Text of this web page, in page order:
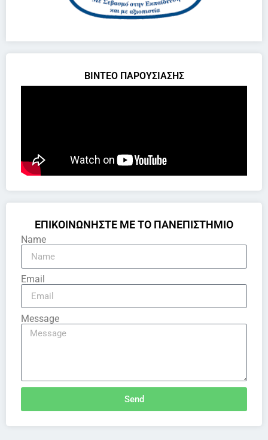
ΒΙΝΤΕΟ ΠΑΡΟΥΣΙΑΣΗΣ
ΕΠΙΚΟΙΝΩΝΗΣΤΕ ΜΕ ΤΟ ΠΑΝΕΠΙΣΤΗΜΙΟ
Name
Email
Message
Send